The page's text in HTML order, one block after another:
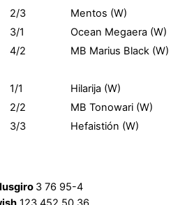
2/3
Mentos (W)
3/1
Ocean Megaera (W)
4/2 MB Marius Black (W)
1/1
Hilarija (W)
2/2
MB Tonowari (W)
3/3 Hefaistión (W)
3 76 95-4